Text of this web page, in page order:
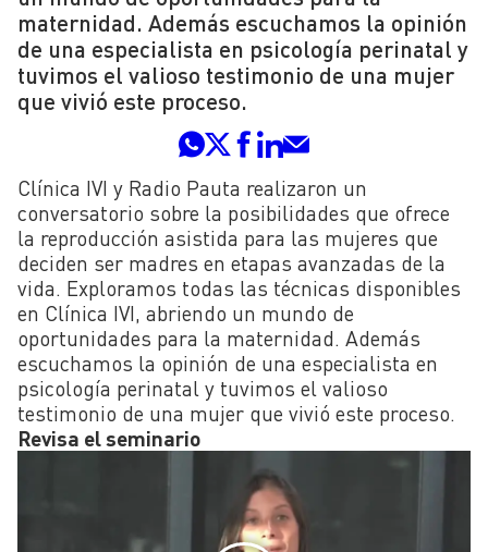
maternidad. Además escuchamos la opinión
de una especialista en psicología perinatal y
tuvimos el valioso testimonio de una mujer
que vivió este proceso.
Clínica IVI y Radio Pauta realizaron un
conversatorio sobre la posibilidades que ofrece
la reproducción asistida para las mujeres que
deciden ser madres en etapas avanzadas de la
vida. Exploramos todas las técnicas disponibles
en Clínica IVI, abriendo un mundo de
oportunidades para la maternidad. Además
escuchamos la opinión de una especialista en
psicología perinatal y tuvimos el valioso
testimonio de una mujer que vivió este proceso.
Revisa el seminario